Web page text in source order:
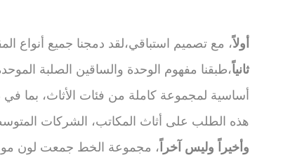
أولاً، مع تصميم استباقي،لقد دمجنا جميع أنواع
ثانياً،طبقنا مفهوم الوحدة والساقين الصلبة
أساسية لمجموعة كاملة من فئات الأثاث، بما
هذه الطلب على أثاث المكاتب، الشركات
وأخيراً وليس آخراً ، مجموعة الخط جمعت لون